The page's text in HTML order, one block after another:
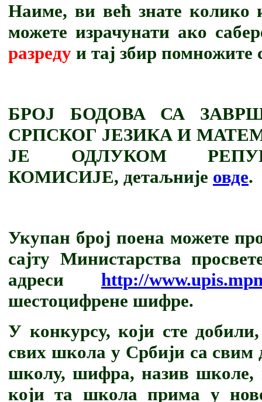
Наиме, ви већ знате колико
можете израчунати ако
разреду и тај збир помножите
БРОЈ БОДОВА СА
СРПСКОГ ЈЕЗИКА И
ЈЕ ОДЛУКОМ
КОМИСИЈЕ, детаљније овде.
Укупан број поена можете
сајту Министарства
адреси http://
шестоцифрене шифре.
У конкурсу, који сте
свих школа у Србији са свим
школу, шифра, назив школе,
који та школа прима у